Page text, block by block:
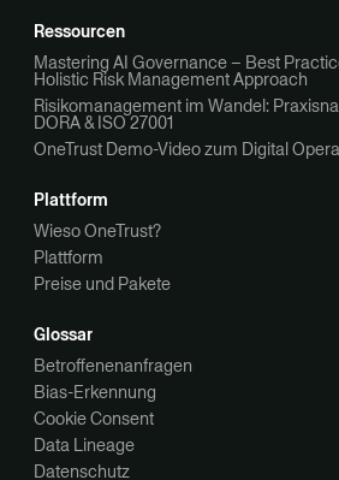
Ressourcen
Mastering AI Governance – Best
Holistic Risk Management Approach
Risikomanagement im Wandel:
DORA & ISO 27001
OneTrust Demo-Video zum Digital
Plattform
Wieso OneTrust?
Plattform
Preise und Pakete
Glossar
Betroffenenanfragen
Bias-Erkennung
Cookie Consent
Data Lineage
Datenschutz